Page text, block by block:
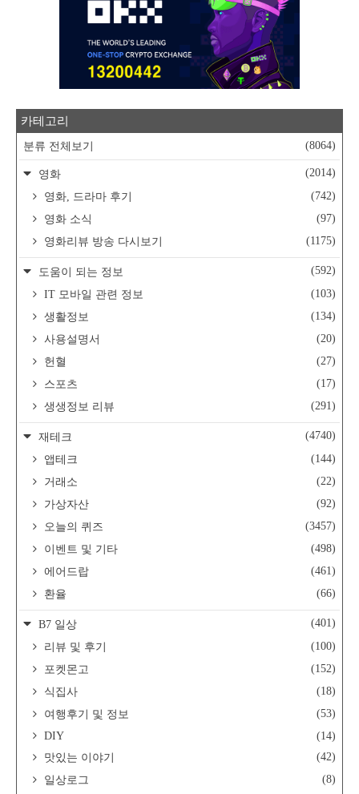
카테고리
분류 전체보기 (8064)
영화
(2014)
영화, 드라마 후기
(742)
영화 소식
(97)
영화리뷰 방송 다시보기
(1175)
도움이 되는 정보
(592)
IT 모바일 관련 정보
(103)
생활정보
(134)
사용설명서
(20)
헌혈
(27)
스포츠
(17)
생생정보 리뷰
(291)
재테크
(4740)
앱테크
(144)
거래소
(22)
가상자산
(92)
오늘의 퀴즈
(3457)
이벤트 및 기타
(498)
에어드랍
(461)
환율
(66)
B7 일상
(401)
리뷰 및 후기
(100)
포켓몬고
(152)
식집사
(18)
여행후기 및 정보
(53)
DIY
(14)
맛있는 이야기
(42)
일상로그
(8)